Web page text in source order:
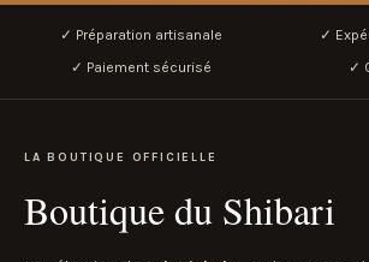
✓ Préparation artisanale
✓
✓ Paiement sécurisé
✓
LA BOUTIQUE OFFICIELLE
Boutique du Shibari